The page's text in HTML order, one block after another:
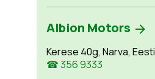
Albion Motors
Kerese 40g, Narva, Eesti
☎ 356 9333